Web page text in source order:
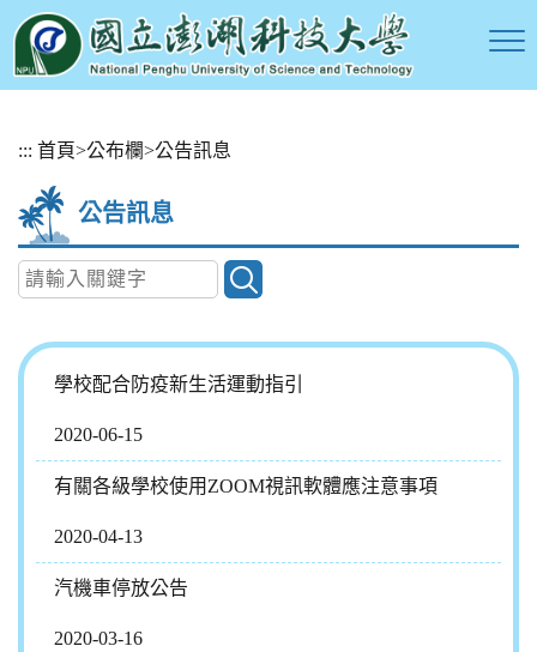
::: 首頁>公布欄>公告訊息
公告訊息
學校配合防疫新生活運動指引
2020-06-15
有關各級學校使用ZOOM視訊軟體應注意事項
2020-04-13
汽機車停放公告
2020-03-16